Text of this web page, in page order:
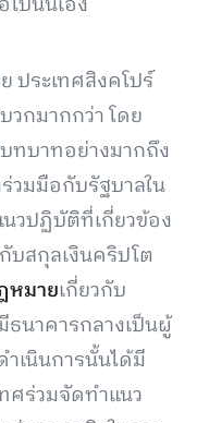
ประเทศสิงคโปร์
กมากกว่า โดย
ทบาทอย่างมากถึง
วมมือกับรัฐบาลใน
วปฏิบัติที่เกี่ยวข้อง
บสกุลเงินคริปโต
หมายเกี่ยวกับ
ธนาคารกลางเป็นผู้
เนินการนั้นได้มี
ศร่วมจัดทำแนว